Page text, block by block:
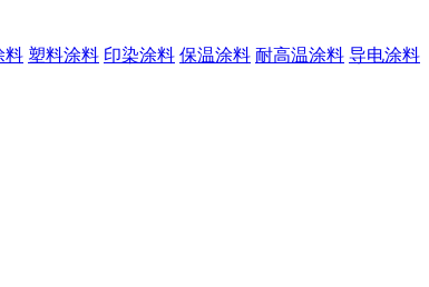
料 塑料涂料 印染涂料 保温涂料 耐高温涂料 导电涂料